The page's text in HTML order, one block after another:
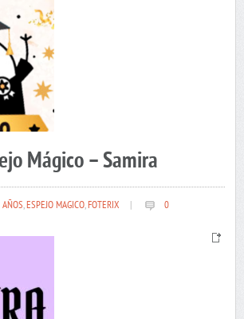
Mágico – Samira
,ESPEJO MAGICO,FOTERIX 0